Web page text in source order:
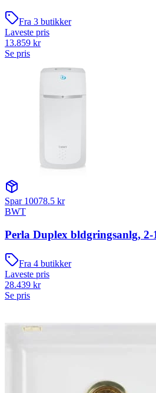
Fra 3 butikker
Laveste pris
13.859 kr
Se pris
Spar 10078.5 kr
BWT
Perla Duplex bldgringsanlg, 2-
Fra 4 butikker
Laveste pris
28.439 kr
Se pris